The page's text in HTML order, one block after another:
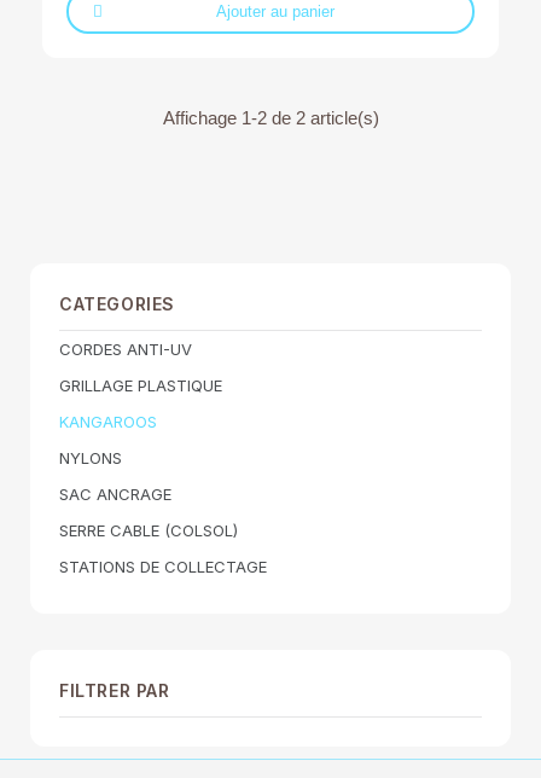
CATEGORIES
CORDES ANTI-UV
GRILLAGE PLASTIQUE
KANGAROOS
NYLONS
SAC ANCRAGE
SERRE CABLE (COLSOL)
STATIONS DE COLLECTAGE
FILTRER PAR
Ajouter au panier
Affichage 1-2 de 2 article(s)